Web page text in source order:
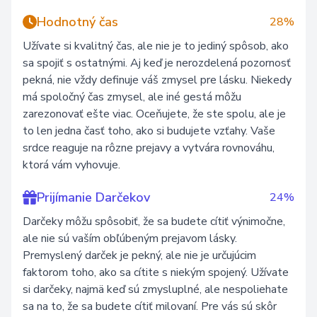
Hodnotný čas
28%
Užívate si kvalitný čas, ale nie je to jediný spôsob, ako
sa spojiť s ostatnými. Aj keď je nerozdelená pozornosť
pekná, nie vždy definuje váš zmysel pre lásku. Niekedy
má spoločný čas zmysel, ale iné gestá môžu
zarezonovať ešte viac. Oceňujete, že ste spolu, ale je
to len jedna časť toho, ako si budujete vzťahy. Vaše
srdce reaguje na rôzne prejavy a vytvára rovnováhu,
ktorá vám vyhovuje.
Prijímanie Darčekov
24%
Darčeky môžu spôsobiť, že sa budete cítiť výnimočne,
ale nie sú vaším obľúbeným prejavom lásky.
Premyslený darček je pekný, ale nie je určujúcim
faktorom toho, ako sa cítite s niekým spojený. Užívate
si darčeky, najmä keď sú zmysluplné, ale nespoliehate
sa na to, že sa budete cítiť milovaní. Pre vás sú skôr